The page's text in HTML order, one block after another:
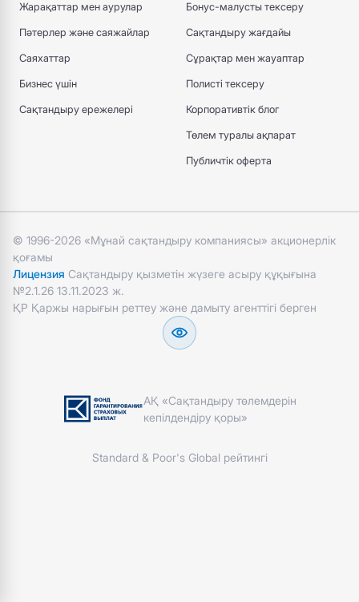
Жарақаттар мен аурулар
Пәтерлер және саяжайлар
Саяхаттар
Бизнес үшін
Сақтандыру ережелері
Бонус-малусты тексеру
Сақтандыру жағдайы
Сұрақтар мен жауаптар
Полисті тексеру
Корпоративтік блог
Төлем туралы ақпарат
Публичтік оферта
© 1996-2026 «Мұнай сақтандыру компаниясы» акционерлік
қоғамы
Лицензия Сақтандыру қызметін жүзеге асыру құқығына
№2.1.26 13.11.2023 ж.
ҚР Қаржы нарығын реттеу және дамыту агенттігі берген
АҚ «Сақтандыру төлемдерін
кепілдендіру қоры»
Standard & Poor's Global рейтингі